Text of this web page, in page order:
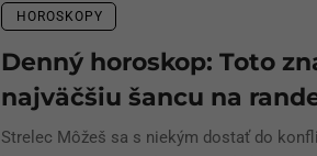
HOROSKOPY
Denný horoskop: Toto
najväčšiu šancu na
Strelec Môžeš sa s niekým dostať do